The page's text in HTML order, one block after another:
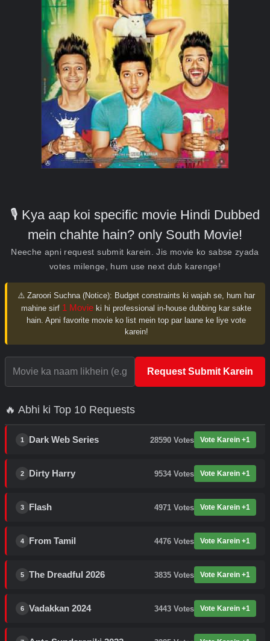
🎙️ Kya aap koi specific movie Hindi Dubbed
mein chahte hain? only South Movie!
Neeche apni request submit karein. Jis movie ko sabse zyada
votes milenge, hum use next dub karenge!
⚠️ Zaroori Suchna (Notice): Budget constraints ki wajah se, hum har
mahine sirf 1 Movie ki hi professional in-house dubbing kar sakte
hain. Apni favorite movie ko list mein top par laane ke liye vote
karein!
Request Submit Karein
🔥 Abhi ki Top 10 Requests
1 Dark Web Series 28590 Votes Vote Karein +1
2 Dirty Harry 9534 Votes Vote Karein +1
3 Flash 4971 Votes Vote Karein +1
4 From Tamil 4476 Votes Vote Karein +1
5 The Dreadful 2026 3835 Votes Vote Karein +1
6 Vadakkan 2024 3443 Votes Vote Karein +1